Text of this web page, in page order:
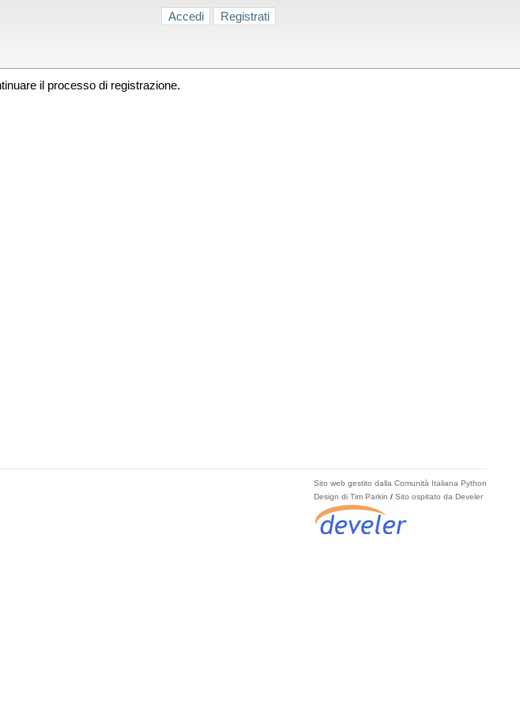
Accedi Registrati
il processo di registrazione.
Sito web gestito dalla Comunità Italiana Python
Design di Tim Parkin /Sito ospitato da Develer